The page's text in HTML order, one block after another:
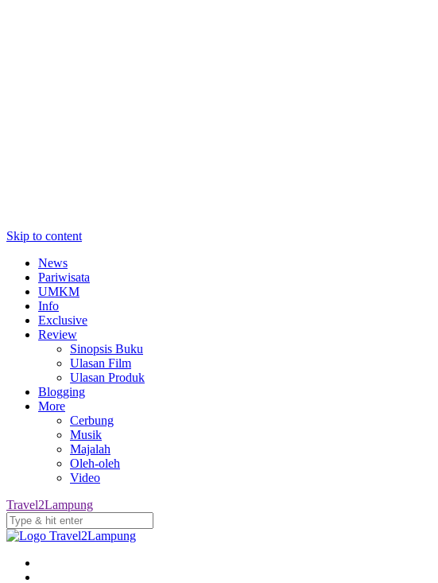
Skip to content
News
Pariwisata
UMKM
Info
Exclusive
Review
Sinopsis Buku
Ulasan Film
Ulasan Produk
Blogging
More
Cerbung
Musik
Majalah
Oleh-oleh
Video
Travel2Lampung